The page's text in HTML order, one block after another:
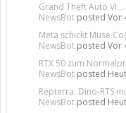
Grand Theft Auto VI:...
NewsBot posted Vor
Meta schickt Muse
NewsBot posted Vor
RTX 50 zum
NewsBot posted
Repterra: Dino-RTS
NewsBot posted